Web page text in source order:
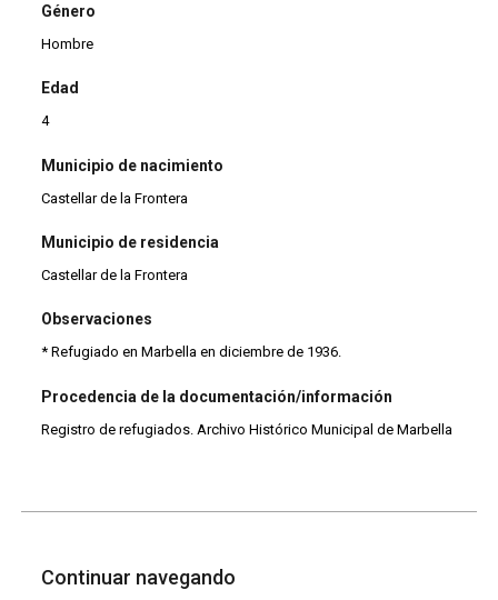
Género
Hombre
Edad
4
Municipio de nacimiento
Castellar de la Frontera
Municipio de residencia
Castellar de la Frontera
Observaciones
* Refugiado en Marbella en diciembre de 1936.
Procedencia de la documentación/información
Registro de refugiados. Archivo Histórico Municipal de Marbella
Continuar navegando